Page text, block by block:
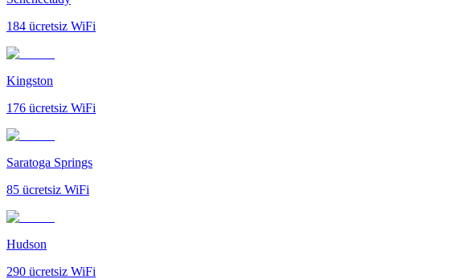
184 ücretsiz WiFi
Kingston
176 ücretsiz WiFi
Saratoga Springs
85 ücretsiz WiFi
Hudson
290 ücretsiz WiFi